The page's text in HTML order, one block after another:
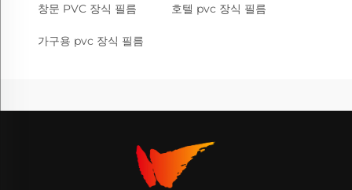
창문 PVC 장식 필름 호텔 pvc 장식 필름
가구용 pvc 장식 필름